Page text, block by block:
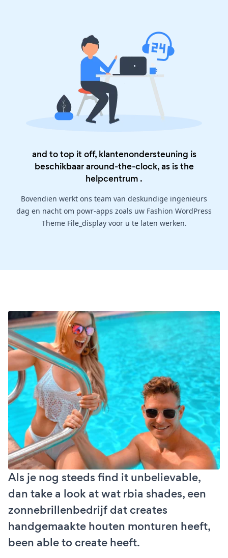
and to top it off, klantenondersteuning is
beschikbaar around-the-clock, as is the
helpcentrum .
Bovendien werkt ons team van deskundige ingenieurs
dag en nacht om powr-apps zoals uw Fashion WordPress
Theme File_display voor u te laten werken.
Als je nog steeds find it unbelievable,
dan take a look at wat rbia shades, een
zonnebrillenbedrijf dat creates
handgemaakte houten monturen heeft,
been able to create heeft.